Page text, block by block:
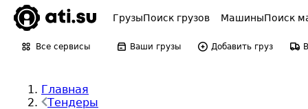
ГрузыПоиск грузов МашиныПоиск
Все сервисы Ваши грузы Добавить груз
Главная
Тендеры